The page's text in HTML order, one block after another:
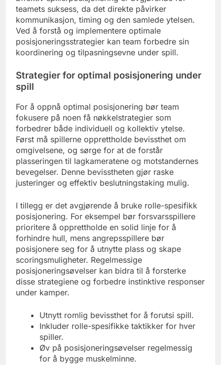
teamets suksess, da det direkte påvirker
kommunikasjon, timing og den samlede ytelsen.
Ved å forstå og implementere optimale
posisjoneringsstrategier kan team forbedre sin
koordinering og tilpasningsevne under spill.
Strategier for optimal posisjonering under
spill
For å oppnå optimal posisjonering bør team
fokusere på noen få nøkkelstrategier som
forbedrer både individuell og kollektiv ytelse.
Først må spillerne opprettholde bevissthet om
omgivelsene, og sørge for at de forstår
plasseringen til lagkameratene og motstandernes
bevegelser. Denne bevisstheten gjør raske
justeringer og effektiv beslutningstaking mulig.
I tillegg er det avgjørende å bruke rolle-spesifikk
posisjonering. For eksempel bør forsvarsspillere
prioritere å opprettholde en solid linje for å
forhindre hull, mens angrepsspillere bør
posisjonere seg for å utnytte plass og skape
scoringsmuligheter. Regelmessige
posisjoneringsøvelser kan bidra til å forsterke
disse strategiene og forbedre instinktive responser
under kamper.
Utnytt romlig bevissthet for å forutsi spill.
Inkluder rolle-spesifikke taktikker for hver
spiller.
Øv på posisjoneringsøvelser regelmessig
for å bygge muskelminne.